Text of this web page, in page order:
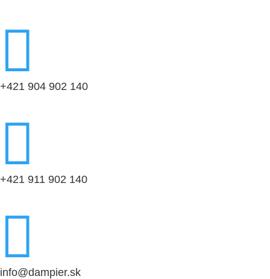

+421 904 902 140

+421 911 902 140

info@dampier.sk